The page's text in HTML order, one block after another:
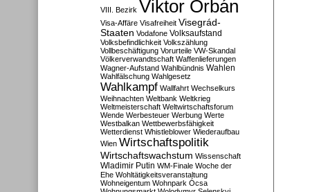
VIII. Bezirk Viktor Orbán
Visa-Affäre Visafreiheit Visegrád-
Staaten Vodafone Volksaufstand
Volksbefindlichkeit Volkszählung
Vollbeschäftigung Vorurteile VW-Skandal
Völkerverwandtschaft Waffenlieferungen
Wagner-Aufstand Wahlbündnis Wahlen
Wahlfälschung Wahlgesetz
Wahlkampf Wallfahrt Wechselkurs
Weihnachten Weltbank Weltkrieg
Weltmeisterschaft Weltwirtschaftsforum
Wende Werbesteuer Werbung Werte
Westbalkan Wettbewerbsfähigkeit
Wetterdienst Whistleblower Wiederaufbau
Wien Wirtschaftspolitik
Wirtschaftswachstum Wissenschaft
Wladimir Putin WM-Finale Woche der
Ehe Wohltätigkeitsveranstaltung
Wohneigentum Wohnpark Ócsa